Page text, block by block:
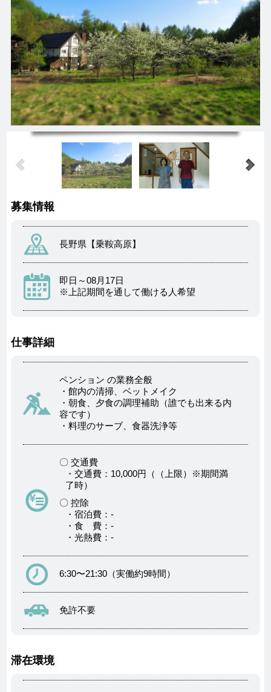
募集情報
長野県【乗鞍高原】
即日～08月17日
※上記期間を通して働ける人希望
仕事詳細
ペンション の業務全般
・館内の清掃、ベットメイク
・朝食、夕食の調理補助（誰でも出来る内
容です）
・料理のサーブ、食器洗浄等
〇 交通費
・交通費：10,000円（（上限）※期間満
了時）
〇 控除
・宿泊費：-
・食 費：-
・光熱費：-
6:30〜21:30（実働約9時間）
免許不要
滞在環境